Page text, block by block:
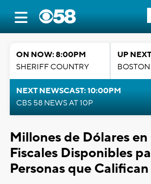
ON NOW: 8:00PM
SHERIFF COUNTRY
UP
NEXT NEWSCAST: 10:00PM
CBS 58 NEWS AT 10P
Millones de Dólares
Fiscales Disponibles
Personas que Califican